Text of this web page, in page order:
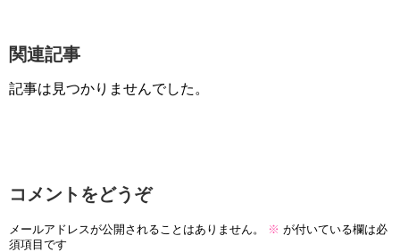
関連記事
記事は見つかりませんでした。
コメントをどうぞ
メールアドレスが公開されることはありません。 ※ が付いている欄は必
須項目です